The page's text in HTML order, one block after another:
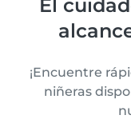
El
¡Encuentre
niñeras